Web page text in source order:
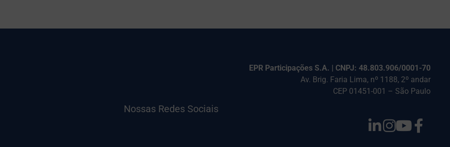
EPR Participações S.A. | CNPJ: 48.803.906/0001-70
Av. Brig. Faria Lima, nº 1188, 2º andar
CEP 01451-001 – São Paulo
Nossas Redes Sociais